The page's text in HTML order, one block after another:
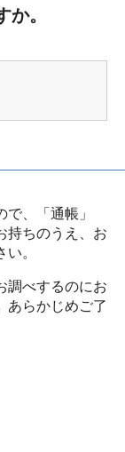
。
、「通帳」
持ちのうえ、お
。
調べするのにお
あらかじめご了